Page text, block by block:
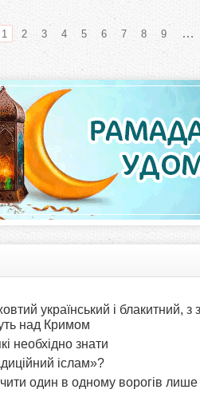
1 2 3 4 5 6 7 8 9 …
український і блакитний, з
над Кримом
необхідно знати
іслам»?
один в одному ворогів лише